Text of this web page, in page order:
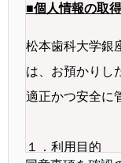
■個人情報の取
松本歯科大学銀
は、お預かりし
適正かつ安全に
１．利用目的